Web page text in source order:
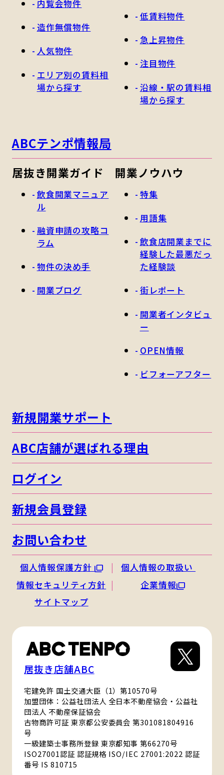
内覧会物件
造作無償物件
人気物件
エリア別の賃料相
場から探す
低賃料物件
急上昇物件
注目物件
沿線・駅の賃料相
場から探す
ABCテンポ情報局
居抜き開業ガイド
飲食開業マニュア
ル
融資申請の攻略コ
ラム
物件の決め手
開業ブログ
開業ノウハウ
特集
用語集
飲食店開業までに
経験した最悪だっ
た経験談
街レポート
開業者インタビュ
ー
OPEN情報
ビフォーアフター
新規開業サポート
ABC店舗が選ばれる理由
ログイン
新規会員登録
お問い合わせ
個人情報保護方針
個人情報の取扱い
情報セキュリティ方針
企業情報
サイトマップ
居抜き店舗ABC
宅建免許 国土交通大臣（1）第10570号
加盟団体：公益社団法人 全日本不動産協会・公益社
団法人 不動産保証協会
古物商許可証 東京都公安委員会 第301081804916
号
一級建築士事務所登録 東京都知事 第66270号
ISO27001認証 認証規格 ISO/IEC 27001:2022 認証
番号 IS 810715